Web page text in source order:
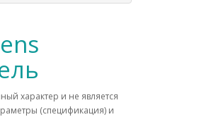
характер и не является
(спецификация) и